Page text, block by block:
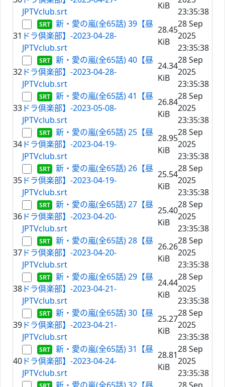
JPTVclub.srt
KiB
23:35:38
31
新・愛の嵐(全65話) 39【昼
ドラ倶楽部】-2023-04-28-
JPTVclub.srt
28.45
KiB
28 Sep
2025
23:35:38
32
新・愛の嵐(全65話) 40【昼
ドラ倶楽部】-2023-04-28-
JPTVclub.srt
24.34
KiB
28 Sep
2025
23:35:38
33
新・愛の嵐(全65話) 41【昼
ドラ倶楽部】-2023-05-08-
JPTVclub.srt
26.84
KiB
28 Sep
2025
23:35:38
34
新・愛の嵐(全65話) 25【昼
ドラ倶楽部】-2023-04-19-
JPTVclub.srt
28.95
KiB
28 Sep
2025
23:35:38
35
新・愛の嵐(全65話) 26【昼
ドラ倶楽部】-2023-04-19-
JPTVclub.srt
25.54
KiB
28 Sep
2025
23:35:38
36
新・愛の嵐(全65話) 27【昼
ドラ倶楽部】-2023-04-20-
JPTVclub.srt
25.40
KiB
28 Sep
2025
23:35:38
37
新・愛の嵐(全65話) 28【昼
ドラ倶楽部】-2023-04-20-
JPTVclub.srt
26.26
KiB
28 Sep
2025
23:35:38
38
新・愛の嵐(全65話) 29【昼
ドラ倶楽部】-2023-04-21-
JPTVclub.srt
24.44
KiB
28 Sep
2025
23:35:38
39
新・愛の嵐(全65話) 30【昼
ドラ倶楽部】-2023-04-21-
JPTVclub.srt
25.27
KiB
28 Sep
2025
23:35:38
40
新・愛の嵐(全65話) 31【昼
ドラ倶楽部】-2023-04-24-
JPTVclub.srt
28.81
KiB
28 Sep
2025
23:35:38